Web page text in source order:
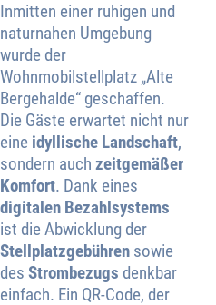
Inmitten einer ruhigen und
naturnahen Umgebung
wurde der
Wohnmobilstellplatz „Alte
Bergehalde“ geschaffen.
Die Gäste erwartet nicht nur
eine idyllische Landschaft,
sondern auch zeitgemäßer
Komfort. Dank eines
digitalen Bezahlsystems
ist die Abwicklung der
Stellplatzgebühren sowie
des Strombezugs denkbar
einfach. Ein QR-Code, der